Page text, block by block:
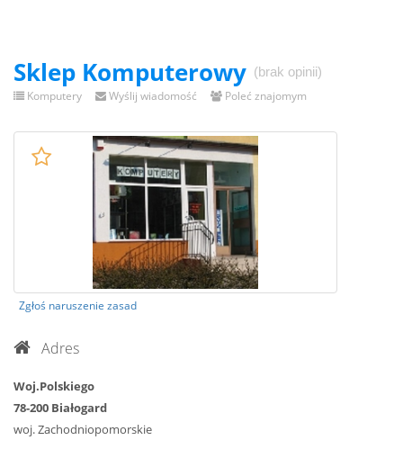
Sklep Komputerowy (brak opinii)
Komputery
Wyślij wiadomość Poleć znajomym
Zgłoś naruszenie zasad
Adres
Woj.Polskiego
78-200 Białogard
woj. Zachodniopomorskie